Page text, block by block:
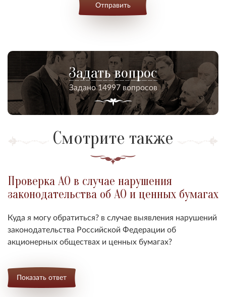
Отправить
Задать вопрос
Задано 14997 вопросов
Смотрите также
Проверка АО в случае нарушения
законодательства об АО и ценных бумагах
Куда я могу обратиться? в случае выявления нарушений
законодательства Российской Федерации об
акционерных обществах и ценных бумагах?
Показать ответ